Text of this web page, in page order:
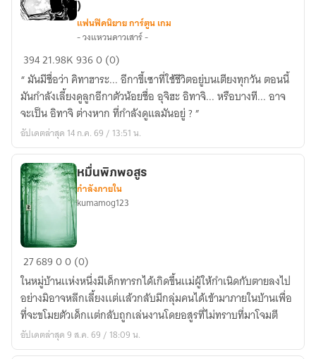
Thought
I
Could
Raise
Hokage
(
แฟน
ฟิค
แปล
:
ฉัน
คิด
ว่า
ฉัน
เลี้ยง
ดู
เด็ก
)
แฟนฟิคนิยาย การ์ตูน เกม
- วงแหวนดาวเสาร์ -
39421.98K9360 (0)
“ มันมีชื่อว่า คิทาฮาระ... อีกาขี้เซาที่ใช้ชีวิตอยู่บนเตียงทุกวัน ตอนนี้
มันกำลังเลี้ยงดูลูกอีกาตัวน้อยชื่อ อุจิฮะ อิทาจิ... หรือบางที... อาจ
จะเป็น อิทาจิ ต่างหาก ที่กำลังดูแลมันอยู่ ? ”
อัปเดตล่าสุด 14 ก.ค. 69 / 13:51 น.
หมื่น
พิภพ
อสูร
หมื่นพิภพอสูร
กำลังภายใน
kumamog123
2768900 (0)
ในหมู่บ้านเเห่งหนึ่งมีเด็กทารกได้เกิดขึ้นเเม่ผู้ให้กำเนิดกับตายลงไป
อย่างมิอาจหลีกเลี้ยงเเต่เเล้วกลับมีกลุ่มคนได้เข้ามาภายในบ้านเพื่อ
ที่จะขโมยตัวเด็กเเต่กลับถูกเล่นงานโดยอสูรที่ไม่ทราบที่มาโจมตี
อัปเดตล่าสุด 9 ส.ค. 69 / 18:09 น.